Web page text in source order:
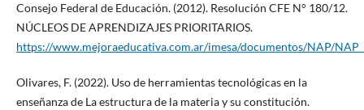
Consejo Federal de Educación. (2012). Resolución CFE N° 180/12.
NÚCLEOS DE APRENDIZAJES PRIORITARIOS.
https://www.mejoraeducativa.com.ar/imesa/documentos/NAP/
Olivares, F. (2022). Uso de herramientas tecnológicas en la
enseñanza de La estructura de la materia y su constitución.